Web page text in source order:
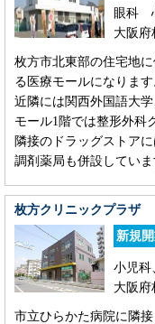
眼科
大阪府
枚方市北東部の住宅地
る医療モールになります
近隣には関西外国語大
モール1階では整形外科
隣接のドラッグストア
調剤薬局も併設してい
枚方クリニックプラザ
新規
小児科
大阪府
市立ひらかた病院に隣